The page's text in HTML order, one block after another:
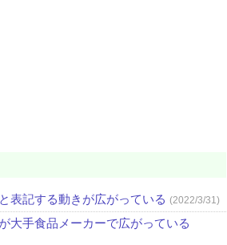
表記する動きが広がっている (2022/3/31)
大手食品メーカーで広がっている